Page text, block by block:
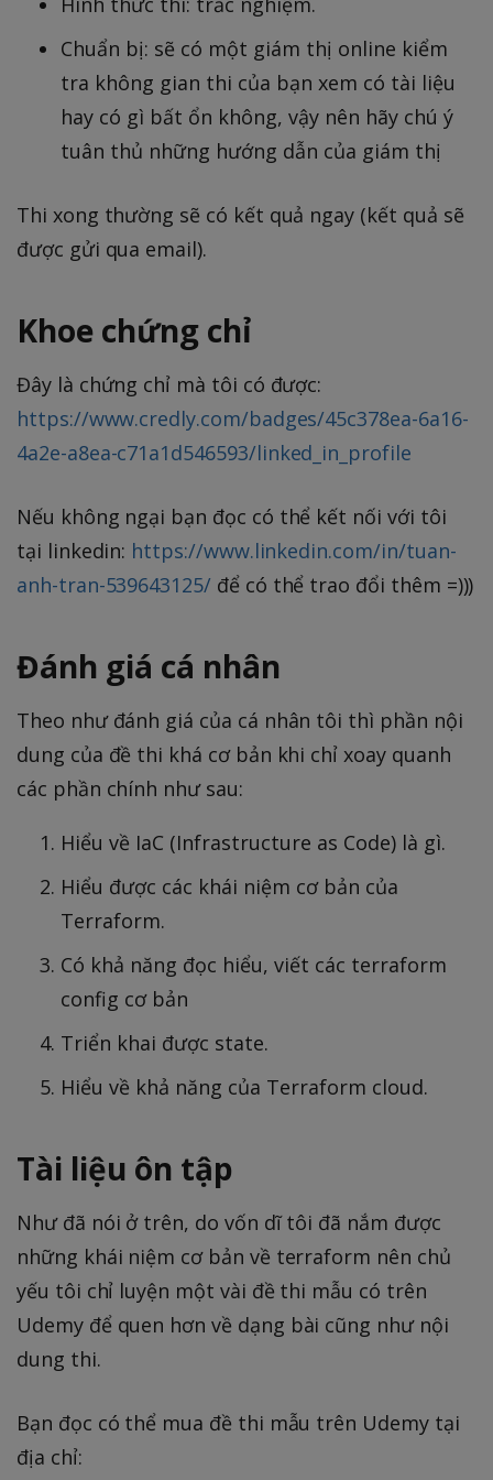
Chuẩn bị: sẽ có một giám thị online kiểm
tra không gian thi của bạn xem có tài liệu
hay có gì bất ổn không, vậy nên hãy chú ý
tuân thủ những hướng dẫn của giám thị
Thi xong thường sẽ có kết quả ngay (kết quả sẽ
được gửi qua email).
Khoe chứng chỉ
Đây là chứng chỉ mà tôi có được:
https://www.credly.com/badges/45c378ea-6a16-
4a2e-a8ea-c71a1d546593/linked_in_profile
Nếu không ngại bạn đọc có thể kết nối với tôi
tại linkedin: https://www.linkedin.com/in/tuan-
anh-tran-539643125/ để có thể trao đổi thêm =)))
Đánh giá cá nhân
Theo như đánh giá của cá nhân tôi thì phần nội
dung của đề thi khá cơ bản khi chỉ xoay quanh
các phần chính như sau:
Hiểu về IaC (Infrastructure as Code) là gì.
Hiểu được các khái niệm cơ bản của
Terraform.
Có khả năng đọc hiểu, viết các terraform
config cơ bản
Triển khai được state.
Hiểu về khả năng của Terraform cloud.
Tài liệu ôn tập
Như đã nói ở trên, do vốn dĩ tôi đã nắm được
những khái niệm cơ bản về terraform nên chủ
yếu tôi chỉ luyện một vài đề thi mẫu có trên
Udemy để quen hơn về dạng bài cũng như nội
dung thi.
Bạn đọc có thể mua đề thi mẫu trên Udemy tại
địa chỉ: